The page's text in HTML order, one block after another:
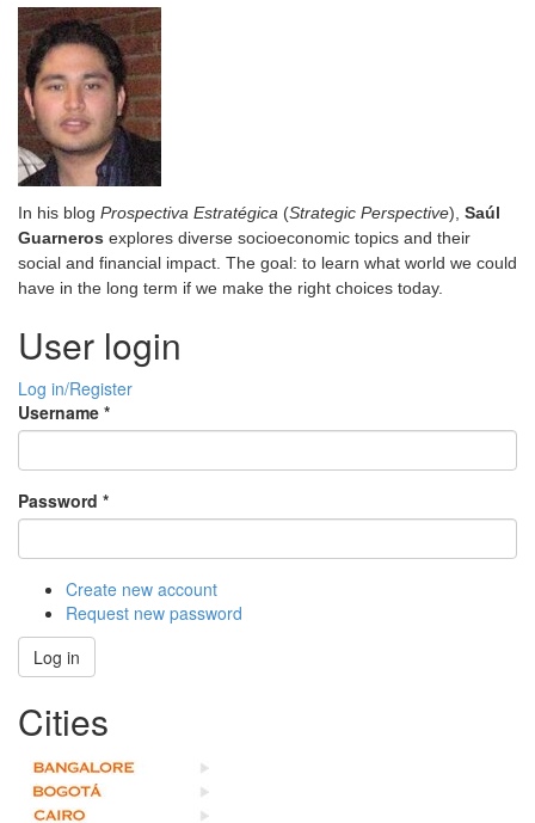
In his blog Prospectiva Estratégica (Strategic Perspective), Saúl
Guarneros explores diverse socioeconomic topics and their
social and financial impact. The goal: to learn what world we could
have in the long term if we make the right choices today.
User login
Log in/Register
Username *
Password *
Create new account
Request new password
Log in
Cities